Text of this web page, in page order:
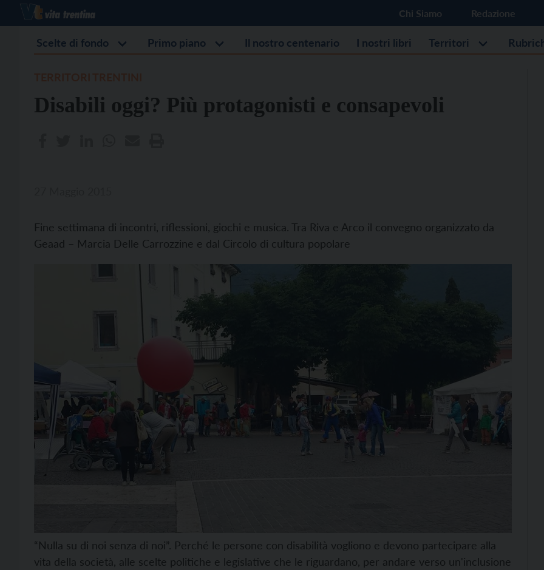
Chi Siamo Redazione
Scelte di fondo Primo piano Il nostro centenario I nostri libri Territori
Disabili oggi? Più protagonisti e consapevoli
Fine settimana di incontri, riflessioni, giochi e musica. Tra Riva e Arco il convegno organizzato da
Geaad – Marcia Delle Carrozzine e dal Circolo di cultura popolare
“Nulla su di noi senza di noi”. Perché le persone con disabilità vogliono e devono partecipare alla
vita della società, alle scelte politiche e legislative che le riguardano, per andare verso un'inclusione